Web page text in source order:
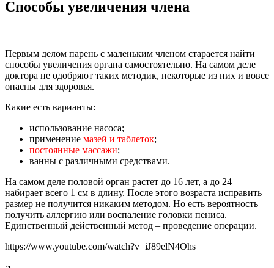
Способы увеличения члена
Первым делом парень с маленьким членом старается найти
способы увеличения органа самостоятельно. На самом деле
доктора не одобряют таких методик, некоторые из них и вовсе
опасны для здоровья.
Какие есть варианты:
использование насоса;
применение мазей и таблеток;
постоянные массажи;
ванны с различными средствами.
На самом деле половой орган растет до 16 лет, а до 24
набирает всего 1 см в длину. После этого возраста исправить
размер не получится никаким методом. Но есть вероятность
получить аллергию или воспаление головки пениса.
Единственный действенный метод – проведение операции.
https://www.youtube.com/watch?v=iJ89elN4Ohs